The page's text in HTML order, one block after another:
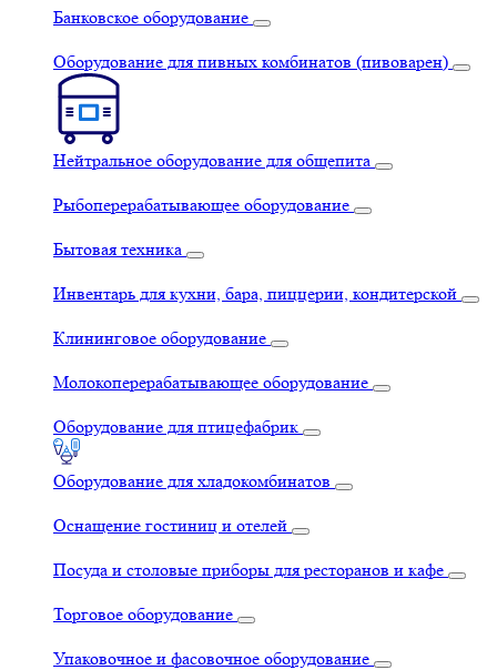
Банковское оборудование
Оборудование для пивных комбинатов (пивоварен)
Нейтральное оборудование для общепита
Рыбоперерабатывающее оборудование
Бытовая техника
Инвентарь для кухни, бара, пиццерии, кондитерской
Клининговое оборудование
Молокоперерабатывающее оборудование
Оборудование для птицефабрик
Оборудование для хладокомбинатов
Оснащение гостиниц и отелей
Посуда и столовые приборы для ресторанов и кафе
Торговое оборудование
Упаковочное и фасовочное оборудование